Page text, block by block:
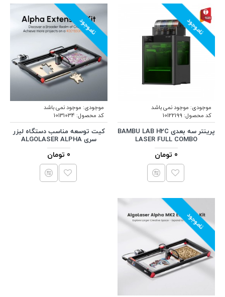
ناموجود
موجودی: موجود نمی باشد
کد محصول: 10122199
پرینتر سه بعدی BAMBU LAB H2C
LASER FULL COMBO
0 تومان
ناموجود
موجودی: موجود نمی باشد
کد محصول:10131034
کیت توسعه مناسب دستگاه لیزر
سری ALGOLASER ALPHA
0 تومان
ناموجود